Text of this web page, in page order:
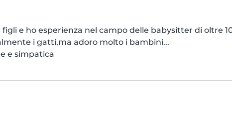
e ho esperienza nel campo delle babysitter di oltre
i gatti,ma adoro molto i bambini...
e simpatica